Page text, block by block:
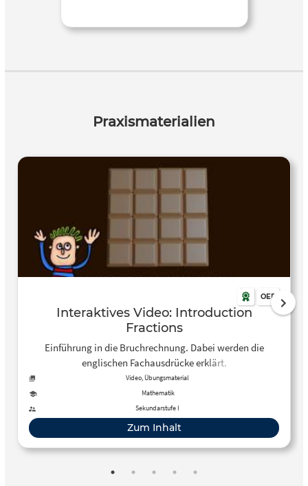
Praxismaterialien
OER
Interaktives Video: Introduction
Fractions
Einführung in die Bruchrechnung. Dabei werden die
englischen Fachausdrücke erklärt.
Video, Übungsmaterial
Mathematik
Sekundarstufe I
Zum Inhalt